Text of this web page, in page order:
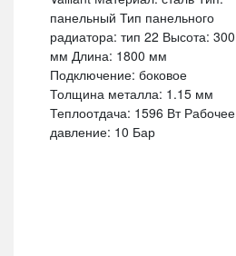
панельный Тип панельного
радиатора: тип 22 Высота: 300
мм Длина: 1800 мм
Подключение: боковое
Толщина металла: 1.15 мм
Теплоотдача: 1596 Вт Рабочее
давление: 10 Бар